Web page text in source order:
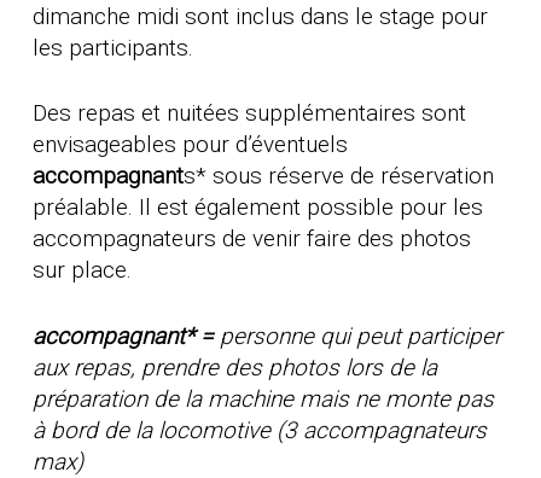
dimanche midi sont inclus dans le stage pour
les participants.
Des repas et nuitées supplémentaires sont
envisageables pour d’éventuels
accompagnants* sous réserve de réservation
préalable. Il est également possible pour les
accompagnateurs de venir faire des photos
sur place.
accompagnant* =personne qui peut participer
aux repas, prendre des photos lors de la
préparation de la machine mais ne monte pas
à bord de la locomotive (3 accompagnateurs
max)